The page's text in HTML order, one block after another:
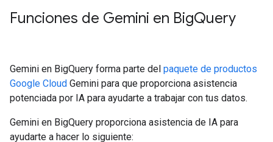
Funciones de Gemini en BigQuery
Gemini en BigQuery forma parte del paquete de productos
Google Cloud Gemini para que proporciona asistencia
potenciada por IA para ayudarte a trabajar con tus datos.
Gemini en BigQuery proporciona asistencia de IA para
ayudarte a hacer lo siguiente: